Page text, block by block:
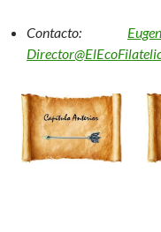
Contacto: